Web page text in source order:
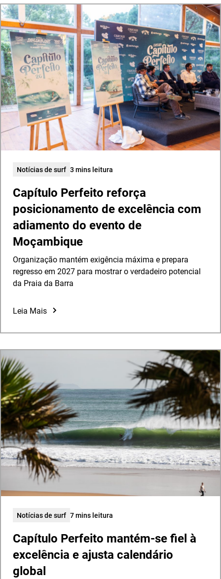
Notícias de surf 3 mins leitura
Capítulo Perfeito reforça
posicionamento de excelência com
adiamento do evento de
Moçambique
Organização mantém exigência máxima e prepara
regresso em 2027 para mostrar o verdadeiro potencial
da Praia da Barra
Leia Mais
Notícias de surf 7 mins leitura
Capítulo Perfeito mantém-se fiel à
excelência e ajusta calendário
global